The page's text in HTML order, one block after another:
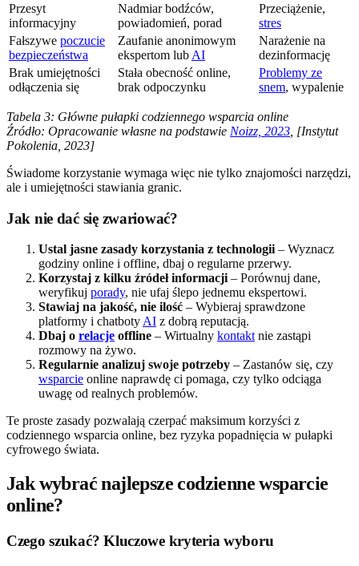
Przesyt
informacyjny
Nadmiar bodźców,
powiadomień, porad
Przeciążenie,
stres
Fałszywe poczucie
bezpieczeństwa
Zaufanie anonimowym
ekspertom lub AI
Narażenie na
dezinformację
Brak umiejętności
odłączenia się
Stała obecność online,
brak odpoczynku
Problemy ze
snem, wypalenie
Tabela 3: Główne pułapki codziennego wsparcia online
Źródło: Opracowanie własne na podstawie Noizz, 2023 , [Instytut
Pokolenia, 2023]
Świadome korzystanie wymaga więc nie tylko znajomości narzędzi,
ale i umiejętności stawiania granic.
Jak nie dać się zwariować?
Ustal jasne zasady korzystania z technologii – Wyznacz
godziny online i offline, dbaj o regularne przerwy.
Korzystaj z kilku źródeł informacji – Porównuj dane,
weryfikuj porady, nie ufaj ślepo jednemu ekspertowi.
Stawiaj na jakość, nie ilość – Wybieraj sprawdzone
platformy i chatboty AI z dobrą reputacją.
Dbaj o relacje offline – Wirtualny kontakt nie zastąpi
rozmowy na żywo.
Regularnie analizuj swoje potrzeby – Zastanów się, czy
wsparcie online naprawdę ci pomaga, czy tylko odciąga
uwagę od realnych problemów.
Te proste zasady pozwalają czerpać maksimum korzyści z
codziennego wsparcia online, bez ryzyka popadnięcia w pułapki
cyfrowego świata.
Jak wybrać najlepsze codzienne wsparcie
online?
Czego szukać? Kluczowe kryteria wyboru